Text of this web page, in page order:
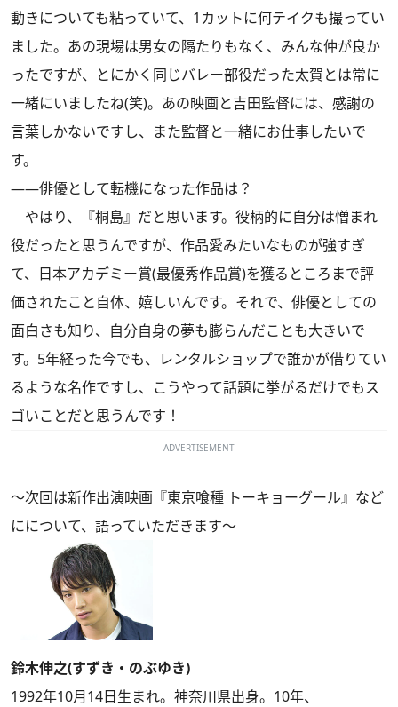
動きについても粘っていて、1カットに何テイクも撮ってい
ました。あの現場は男女の隔たりもなく、みんな仲が良か
ったですが、とにかく同じバレー部役だった太賀とは常に
一緒にいましたね(笑)。あの映画と吉田監督には、感謝の
言葉しかないですし、また監督と一緒にお仕事したいで
す。
――俳優として転機になった作品は？
やはり、『桐島』だと思います。役柄的に自分は憎まれ
役だったと思うんですが、作品愛みたいなものが強すぎ
て、日本アカデミー賞(最優秀作品賞)を獲るところまで評
価されたこと自体、嬉しいんです。それで、俳優としての
面白さも知り、自分自身の夢も膨らんだことも大きいで
す。5年経った今でも、レンタルショップで誰かが借りてい
るような名作ですし、こうやって話題に挙がるだけでもス
ゴいことだと思うんです！
ADVERTISEMENT
～次回は新作出演映画『東京喰種 トーキョーグール』など
にについて、語っていただきます～
鈴木伸之(すずき・のぶゆき)
1992年10月14日生まれ。神奈川県出身。10年、